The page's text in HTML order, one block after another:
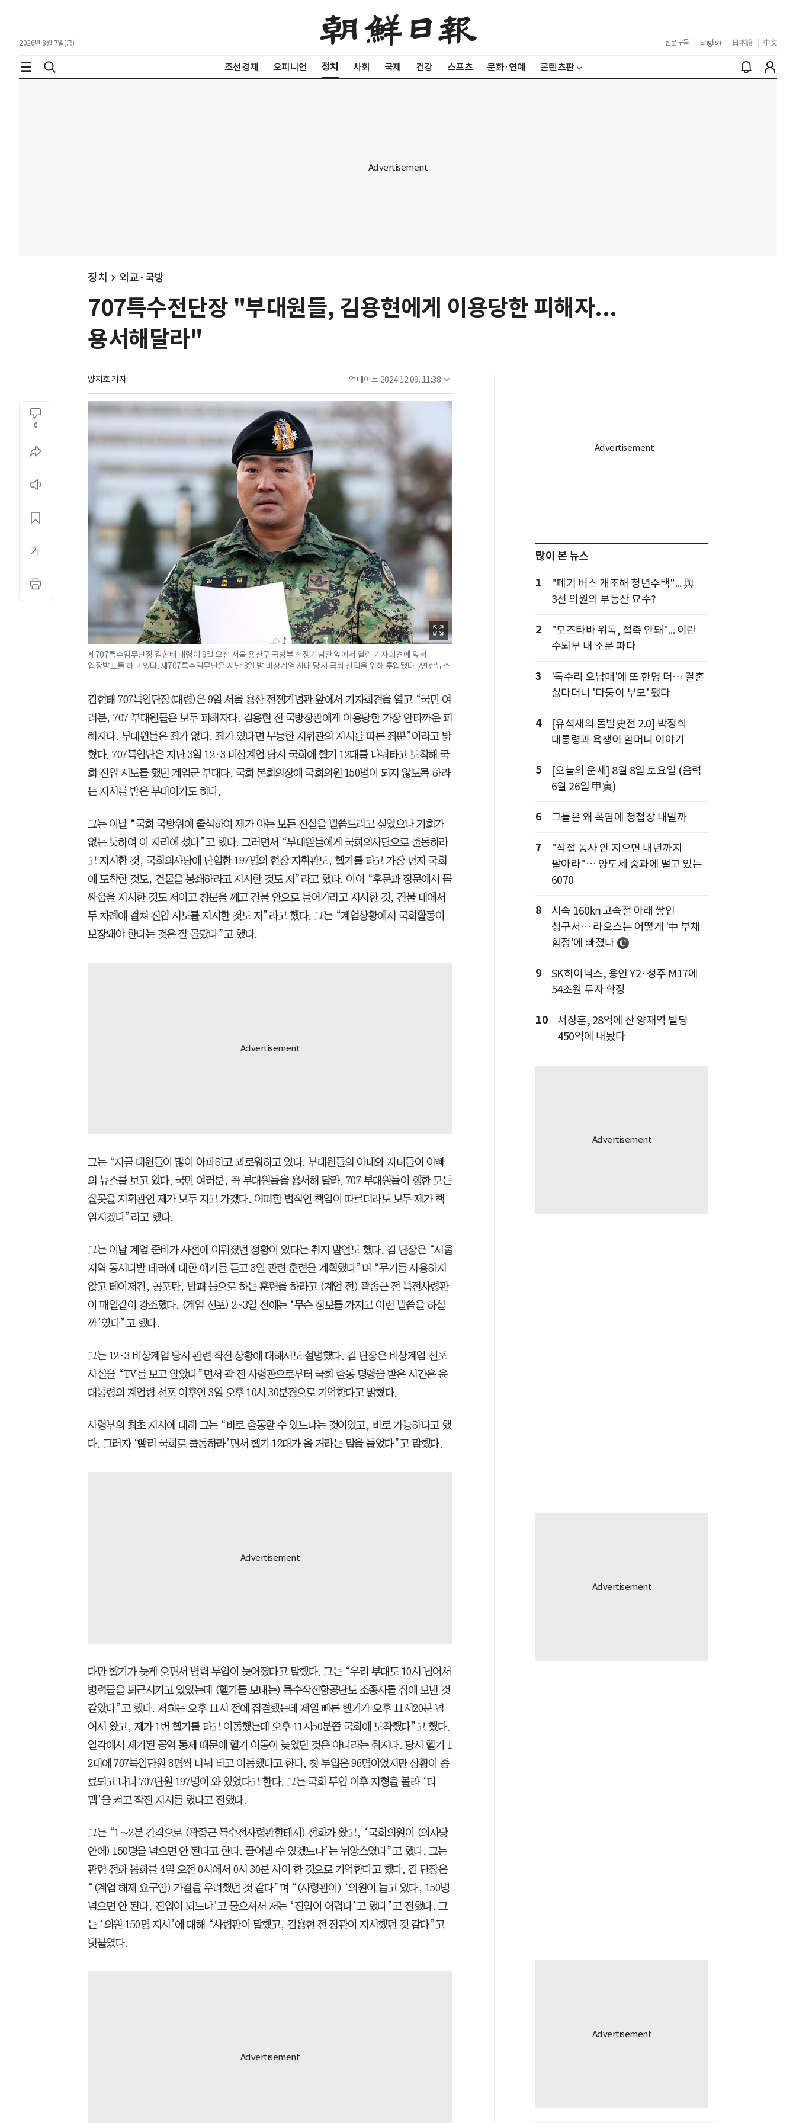
2026년 8월 7일(금) 신문구독 English 日本語 中文
조선경제 오피니언 정치 사회 국제 건강 스포츠 문화·연예 콘텐츠판
정치 외교·국방
707특수전단장 "부대원들, 김용현에게 이용당한 피해자...
용서해달라"
양지호 기자 업데이트 2024.12.09. 11:38
0
제707특수임무단장 김현태 대령이 9일 오전 서울 용산구 국방부 전쟁기념관 앞에서 열린 기자회견에 앞서
입장발표를 하고 있다. 제707특수임무단은 지난 3일 밤 비상계엄 사태 당시 국회 진입을 위해 투입됐다. /연합뉴스
김현태 707특임단장(대령)은 9일 서울 용산 전쟁기념관 앞에서 기자회견을 열고 “국민 여
러분, 707 부대원들은 모두 피해자다. 김용현 전 국방장관에게 이용당한 가장 안타까운 피
해자다. 부대원들은 죄가 없다. 죄가 있다면 무능한 지휘관의 지시를 따른 죄뿐”이라고 밝
혔다. 707특임단은 지난 3일 12·3 비상계엄 당시 국회에 헬기 12대를 나눠타고 도착해 국
회 진입 시도를 했던 계엄군 부대다. 국회 본회의장에 국회의원 150명이 되지 않도록 하라
는 지시를 받은 부대이기도 하다.
그는 이날 “국회 국방위에 출석하여 제가 아는 모든 진실을 말씀드리고 싶었으나 기회가
없는 듯하여 이 자리에 섰다”고 했다. 그러면서 “부대원들에게 국회의사당으로 출동하라
고 지시한 것, 국회의사당에 난입한 197명의 현장 지휘관도, 헬기를 타고 가장 먼저 국회
에 도착한 것도, 건물을 봉쇄하라고 지시한 것도 저”라고 했다. 이어 “후문과 정문에서 몸
싸움을 지시한 것도 저이고 창문을 깨고 건물 안으로 들어가라고 지시한 것, 건물 내에서
두 차례에 걸쳐 진입 시도를 지시한 것도 저”라고 했다. 그는 “계엄상황에서 국회활동이
보장돼야 한다는 것은 잘 몰랐다”고 했다.
그는 “지금 대원들이 많이 아파하고 괴로워하고 있다. 부대원들의 아내와 자녀들이 아빠
의 뉴스를 보고 있다. 국민 여러분, 꼭 부대원들을 용서해 달라. 707 부대원들이 행한 모든
잘못을 지휘관인 제가 모두 지고 가겠다. 어떠한 법적인 책임이 따르더라도 모두 제가 책
임지겠다”라고 했다.
그는 이날 계엄 준비가 사전에 이뤄졌던 정황이 있다는 취지 발언도 했다. 김 단장은 “서울
지역 동시다발 테러에 대한 얘기를 듣고 3일 관련 훈련을 계획했다”며 “무기를 사용하지
않고 테이저건, 공포탄, 방패 등으로 하는 훈련을 하라고 (계엄 전) 곽종근 전 특전사령관
이 매일같이 강조했다. (계엄 선포) 2~3일 전에는 ‘무슨 정보를 가지고 이런 말씀을 하실
까’였다”고 했다.
그는 12·3 비상계엄 당시 관련 작전 상황에 대해서도 설명했다. 김 단장은 비상계엄 선포
사실을 “TV를 보고 알았다”면서 곽 전 사령관으로부터 국회 출동 명령을 받은 시간은 윤
대통령의 계엄령 선포 이후인 3일 오후 10시 30분경으로 기억한다고 밝혔다.
사령부의 최초 지시에 대해 그는 “바로 출동할 수 있느냐는 것이었고, 바로 가능하다고 했
다. 그러자 ‘빨리 국회로 출동하라’면서 헬기 12대가 올 거라는 말을 들었다”고 말했다.
다만 헬기가 늦게 오면서 병력 투입이 늦어졌다고 말했다. 그는 “우리 부대도 10시 넘어서
병력들을 퇴근시키고 있었는데 (헬기를 보내는) 특수작전항공단도 조종사를 집에 보낸 것
같았다”고 했다. 저희는 오후 11시 전에 집결했는데 제일 빠른 헬기가 오후 11시20분 넘
어서 왔고, 제가 1번 헬기를 타고 이동했는데 오후 11시50분쯤 국회에 도착했다”고 했다.
일각에서 제기된 공역 통제 때문에 헬기 이동이 늦었던 것은 아니라는 취지다. 당시 헬기 1
2대에 707특임단원 8명씩 나눠 타고 이동했다고 한다. 첫 투입은 96명이었지만 상황이 종
료되고 나니 707단원 197명이 와 있었다고 한다. 그는 국회 투입 이후 지형을 몰라 ‘티
맵’을 켜고 작전 지시를 했다고 전했다.
그는 “1∼2분 간격으로 (곽종근 특수전사령관한테서) 전화가 왔고, ‘국회의원이 (의사당
안에) 150명을 넘으면 안 된다고 한다. 끌어낼 수 있겠느냐’는 뉘앙스였다”고 했다. 그는
관련 전화 통화를 4일 오전 0시에서 0시 30분 사이 한 것으로 기억한다고 했다. 김 단장은
“(계엄 해제 요구안) 가결을 우려했던 것 같다”며 “(사령관이) ‘의원이 늘고 있다, 150명
넘으면 안 된다, 진입이 되느냐’고 물으셔서 저는 ‘진입이 어렵다’고 했다”고 전했다. 그
는 ‘의원 150명 지시’에 대해 “사령관이 말했고, 김용현 전 장관이 지시했던 것 같다”고
덧붙였다.
많이 본 뉴스
1
"폐기 버스 개조해 청년주택"... 與
3선 의원의 부동산 묘수?
2
"모즈타바 위독, 접촉 안돼"... 이란
수뇌부 내 소문 파다
3
'독수리 오남매'에 또 한명 더… 결혼
싫다더니 '다둥이 부모' 됐다
4
[유석재의 돌발史전 2.0] 박정희
대통령과 욕쟁이 할머니 이야기
5
[오늘의 운세] 8월 8일 토요일 (음력
6월 26일 甲寅)
6 그들은 왜 폭염에 청첩장 내밀까
7
"직접 농사 안 지으면 내년까지
팔아라"… 양도세 중과에 떨고 있는
6070
8
시속 160㎞ 고속철 아래 쌓인
청구서… 라오스는 어떻게 '中 부채
함정'에 빠졌나
9
SK하이닉스, 용인 Y2·청주 M17에
54조원 투자 확정
10
서장훈, 28억에 산 양재역 빌딩
450억에 내놨다